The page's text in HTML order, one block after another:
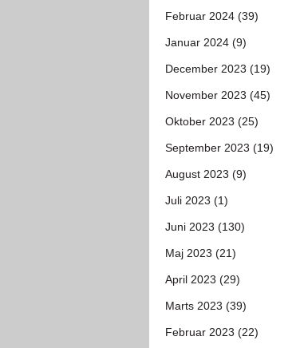
Februar 2024 (39)
Januar 2024 (9)
December 2023 (19)
November 2023 (45)
Oktober 2023 (25)
September 2023 (19)
August 2023 (9)
Juli 2023 (1)
Juni 2023 (130)
Maj 2023 (21)
April 2023 (29)
Marts 2023 (39)
Februar 2023 (22)